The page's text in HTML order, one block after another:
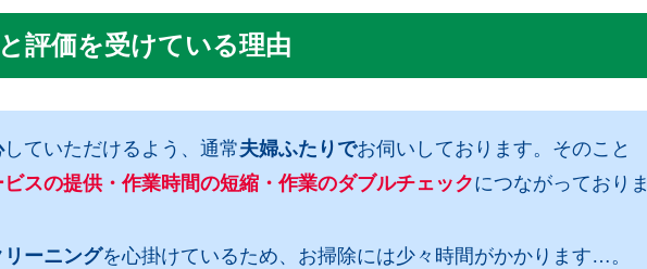
評価を受けている理由
していただけるよう、通常夫婦ふたりでお伺いしております。そのこと
スの提供・作業時間の短縮・作業のダブルチェックにつながっておりま
ーニングを心掛けているため、お掃除には少々時間がかかります…。